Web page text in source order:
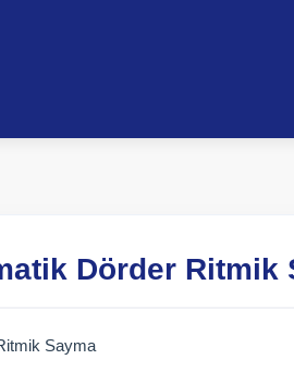
Dörder Ritmik
Sayma